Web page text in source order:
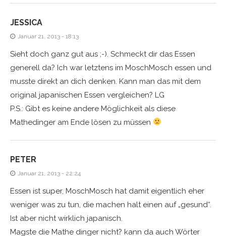
JESSICA
Januar 21, 2013 - 18:13
Sieht doch ganz gut aus ;-). Schmeckt dir das Essen
generell da? Ich war letztens im MoschMosch essen und
musste direkt an dich denken. Kann man das mit dem
original japanischen Essen vergleichen? LG
P.S.: Gibt es keine andere Möglichkeit als diese
Mathedinger am Ende lösen zu müssen
PETER
Januar 21, 2013 - 22:24
Essen ist super, MoschMosch hat damit eigentlich eher
weniger was zu tun, die machen halt einen auf „gesund“.
Ist aber nicht wirklich japanisch.
Magste die Mathe dinger nicht? kann da auch Wörter